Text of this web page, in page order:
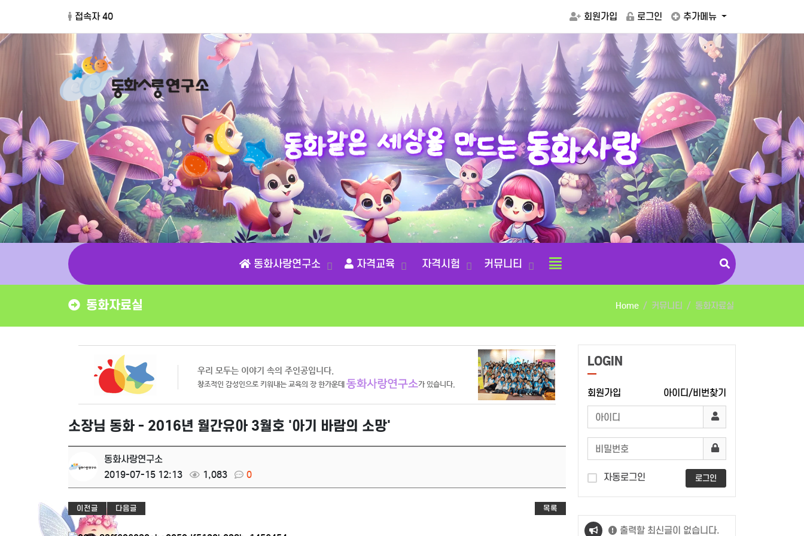
접속자 40 회원가입 로그인 추가메뉴
동화같은 세상을 만드는 동화사랑
동화사랑연구소 자격교육 자격시험 커뮤니티
동화자료실 Home 커뮤니티 동화자료실
소장님 동화 - 2016년 월간유아 3월호 '아기 바람의 소망'
동화사랑연구소
2019-07-15 12:13
1,083 0
이전글 다음글 목록
LOGIN
회원가입 아이디/비번찾기
자동로그인 로그인
출력할 최신글이 없습니다.